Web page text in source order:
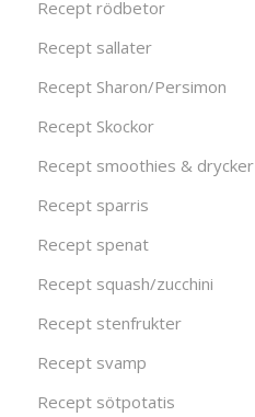
Recept rödbetor
Recept sallater
Recept Sharon/Persimon
Recept Skockor
Recept smoothies & drycker
Recept sparris
Recept spenat
Recept squash/zucchini
Recept stenfrukter
Recept svamp
Recept sötpotatis